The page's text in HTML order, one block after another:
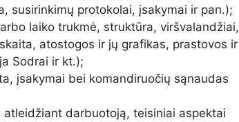
susirinkimų protokolai, įsakymai ir pan.);
laiko trukmė, struktūra, viršvalandžiai,
atostogos ir jų grafikas, prastovos ir
Sodrai ir kt.);
įsakymai bei komandiruočių sąnaudas
darbuotoją, teisiniai aspektai